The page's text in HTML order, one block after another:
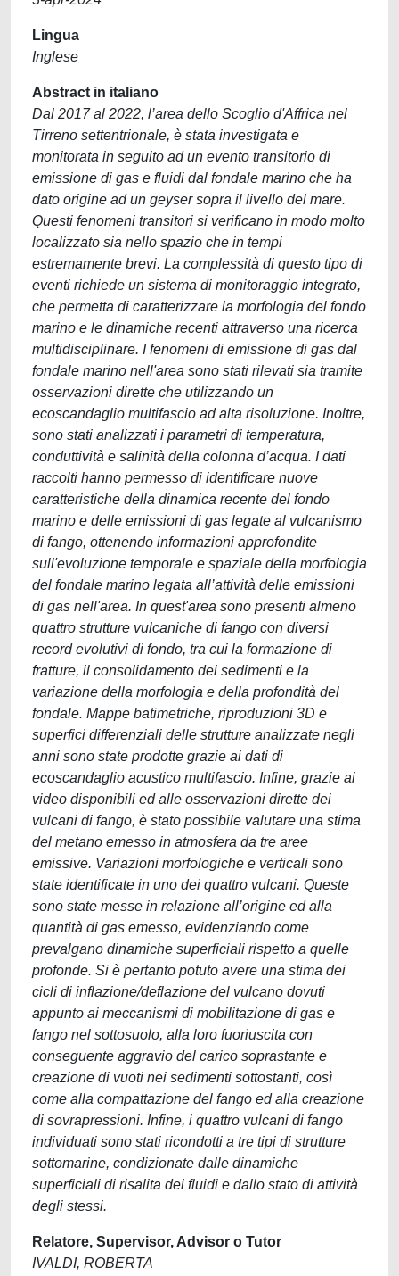
Lingua
Inglese
Abstract in italiano
Dal 2017 al 2022, l’area dello Scoglio d'Affrica nel
Tirreno settentrionale, è stata investigata e
monitorata in seguito ad un evento transitorio di
emissione di gas e fluidi dal fondale marino che ha
dato origine ad un geyser sopra il livello del mare.
Questi fenomeni transitori si verificano in modo molto
localizzato sia nello spazio che in tempi
estremamente brevi. La complessità di questo tipo di
eventi richiede un sistema di monitoraggio integrato,
che permetta di caratterizzare la morfologia del fondo
marino e le dinamiche recenti attraverso una ricerca
multidisciplinare. I fenomeni di emissione di gas dal
fondale marino nell'area sono stati rilevati sia tramite
osservazioni dirette che utilizzando un
ecoscandaglio multifascio ad alta risoluzione. Inoltre,
sono stati analizzati i parametri di temperatura,
conduttività e salinità della colonna d’acqua. I dati
raccolti hanno permesso di identificare nuove
caratteristiche della dinamica recente del fondo
marino e delle emissioni di gas legate al vulcanismo
di fango, ottenendo informazioni approfondite
sull'evoluzione temporale e spaziale della morfologia
del fondale marino legata all’attività delle emissioni
di gas nell'area. In quest'area sono presenti almeno
quattro strutture vulcaniche di fango con diversi
record evolutivi di fondo, tra cui la formazione di
fratture, il consolidamento dei sedimenti e la
variazione della morfologia e della profondità del
fondale. Mappe batimetriche, riproduzioni 3D e
superfici differenziali delle strutture analizzate negli
anni sono state prodotte grazie ai dati di
ecoscandaglio acustico multifascio. Infine, grazie ai
video disponibili ed alle osservazioni dirette dei
vulcani di fango, è stato possibile valutare una stima
del metano emesso in atmosfera da tre aree
emissive. Variazioni morfologiche e verticali sono
state identificate in uno dei quattro vulcani. Queste
sono state messe in relazione all’origine ed alla
quantità di gas emesso, evidenziando come
prevalgano dinamiche superficiali rispetto a quelle
profonde. Si è pertanto potuto avere una stima dei
cicli di inflazione/deflazione del vulcano dovuti
appunto ai meccanismi di mobilitazione di gas e
fango nel sottosuolo, alla loro fuoriuscita con
conseguente aggravio del carico soprastante e
creazione di vuoti nei sedimenti sottostanti, così
come alla compattazione del fango ed alla creazione
di sovrapressioni. Infine, i quattro vulcani di fango
individuati sono stati ricondotti a tre tipi di strutture
sottomarine, condizionate dalle dinamiche
superficiali di risalita dei fluidi e dallo stato di attività
degli stessi.
Relatore, Supervisor, Advisor o Tutor
IVALDI, ROBERTA